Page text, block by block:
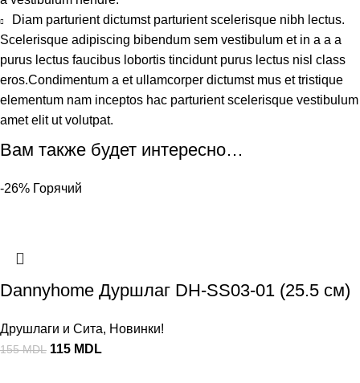
Diam parturient dictumst parturient scelerisque nibh lectus.
Scelerisque adipiscing bibendum sem vestibulum et in a a a
purus lectus faucibus lobortis tincidunt purus lectus nisl class
eros.Condimentum a et ullamcorper dictumst mus et tristique
elementum nam inceptos hac parturient scelerisque vestibulum
amet elit ut volutpat.
Вам также будет интересно…
-26% Горячий
Dannyhome Дуршлаг DH-SS03-01 (25.5 см)
Друшлаги и Сита, Новинки!
155MDL 115 MDL